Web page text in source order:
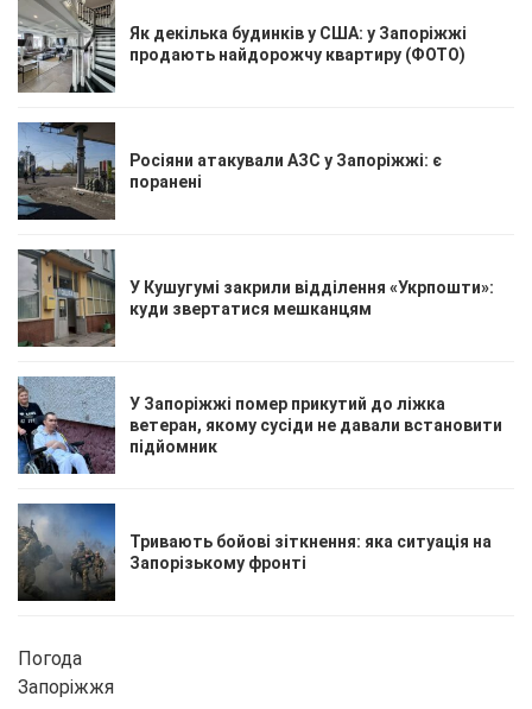
Як декілька будинків у США: у Запоріжжі
продають найдорожчу квартиру (ФОТО)
Росіяни атакували АЗС у Запоріжжі: є
поранені
У Кушугумі закрили відділення «Укрпошти»:
куди звертатися мешканцям
У Запоріжжі помер прикутий до ліжка
ветеран, якому сусіди не давали встановити
підйомник
Тривають бойові зіткнення: яка ситуація на
Запорізькому фронті
Погода
Запоріжжя